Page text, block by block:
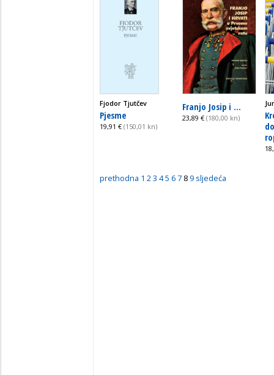
Fjodor Tjutčev
Pjesme
19,91 € (150,01 kn)
Franjo Josip i ...
23,89 € (180,00 kn)
prethodna 1 23 45 6 7 8 9 sljedeća